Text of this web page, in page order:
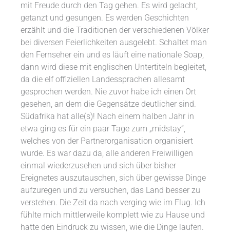
mit Freude durch den Tag gehen. Es wird gelacht,
getanzt und gesungen. Es werden Geschichten
erzählt und die Traditionen der verschiedenen Völker
bei diversen Feierlichkeiten ausgelebt. Schaltet man
den Fernseher ein und es läuft eine nationale Soap,
dann wird diese mit englischen Untertiteln begleitet,
da die elf offiziellen Landessprachen allesamt
gesprochen werden. Nie zuvor habe ich einen Ort
gesehen, an dem die Gegensätze deutlicher sind.
Südafrika hat alle(s)! Nach einem halben Jahr in
etwa ging es für ein paar Tage zum „midstay“,
welches von der Partnerorganisation organisiert
wurde. Es war dazu da, alle anderen Freiwilligen
einmal wiederzusehen und sich über bisher
Ereignetes auszutauschen, sich über gewisse Dinge
aufzuregen und zu versuchen, das Land besser zu
verstehen. Die Zeit da nach verging wie im Flug. Ich
fühlte mich mittlerweile komplett wie zu Hause und
hatte den Eindruck zu wissen, wie die Dinge laufen.